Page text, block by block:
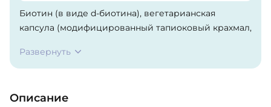
Биотин (в виде d-биотина), вегетарианская
капсула (модифицированный тапиоковый крахмал,
семян сафлора, воск из рисовых отрубей,
подсолнечный лецитин.
Развернуть
Описание